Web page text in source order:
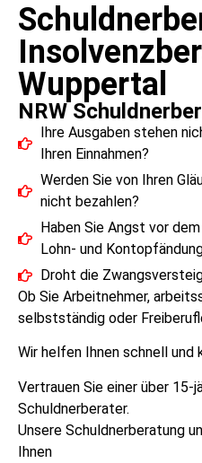
Wuppertal
NRW
Ihre Ausgaben stehen
Ihren Einnahmen?
Werden Sie von Ihren
nicht bezahlen?
Haben Sie Angst vor
Lohn- und
Droht die
Ob Sie Arbeitnehmer,
selbstständig oder
Wir helfen Ihnen schnell und
Vertrauen Sie einer über 15-
Schuldnerberater.
Unsere Schuldnerberatung
Ihnen